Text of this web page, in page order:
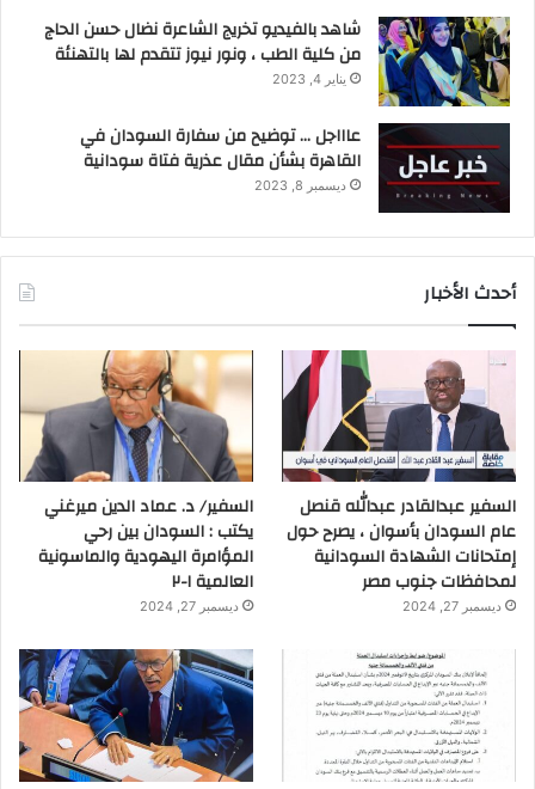
شاهد بالفيديو تخريج الشاعرة نضال حسن الحاج
من كلية الطب ، ونور نيوز تتقدم لها بالتهنئة
يناير 4, 2023
عاااجل … توضيح من سفارة السودان في
القاهرة بشأن مقال عذرية فتاة سودانية
ديسمبر 8, 2023
أحدث الأخبار
السفير عبدالقادر عبدالله قنصل
عام السودان بأسوان ، يصرح حول
إمتحانات الشهادة السودانية
لمحافظات جنوب مصر
ديسمبر 27, 2024
السفير/ د. عماد الدين ميرغني
يكتب : السودان بين رحي
المؤامرة اليهودية والماسونية
العالمية ١-٢
ديسمبر 27, 2024